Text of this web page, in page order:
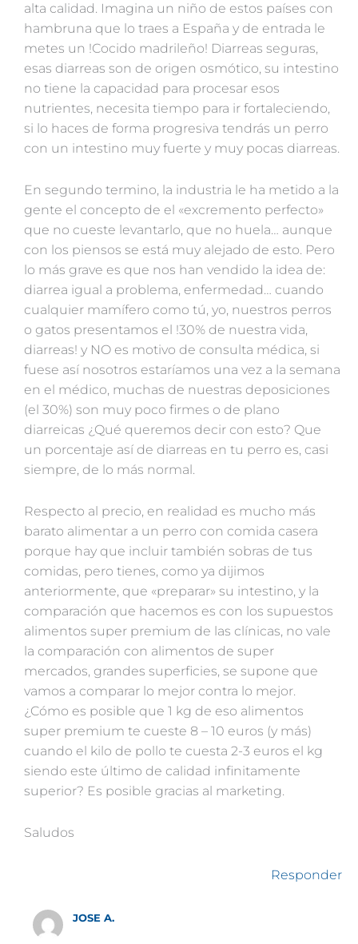
alta calidad. Imagina un niño de estos países con
hambruna que lo traes a España y de entrada le
metes un !Cocido madrileño! Diarreas seguras,
esas diarreas son de origen osmótico, su intestino
no tiene la capacidad para procesar esos
nutrientes, necesita tiempo para ir fortaleciendo,
si lo haces de forma progresiva tendrás un perro
con un intestino muy fuerte y muy pocas diarreas.
En segundo termino, la industria le ha metido a la
gente el concepto de el «excremento perfecto»
que no cueste levantarlo, que no huela… aunque
con los piensos se está muy alejado de esto. Pero
lo más grave es que nos han vendido la idea de:
diarrea igual a problema, enfermedad… cuando
cualquier mamífero como tú, yo, nuestros perros
o gatos presentamos el !30% de nuestra vida,
diarreas! y NO es motivo de consulta médica, si
fuese así nosotros estaríamos una vez a la semana
en el médico, muchas de nuestras deposiciones
(el 30%) son muy poco firmes o de plano
diarreicas ¿Qué queremos decir con esto? Que
un porcentaje así de diarreas en tu perro es, casi
siempre, de lo más normal.
Respecto al precio, en realidad es mucho más
barato alimentar a un perro con comida casera
porque hay que incluir también sobras de tus
comidas, pero tienes, como ya dijimos
anteriormente, que «preparar» su intestino, y la
comparación que hacemos es con los supuestos
alimentos super premium de las clínicas, no vale
la comparación con alimentos de super
mercados, grandes superficies, se supone que
vamos a comparar lo mejor contra lo mejor.
¿Cómo es posible que 1 kg de eso alimentos
super premium te cueste 8 – 10 euros (y más)
cuando el kilo de pollo te cuesta 2-3 euros el kg
siendo este último de calidad infinitamente
superior? Es posible gracias al marketing.
Saludos
Responder
JOSE A.